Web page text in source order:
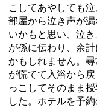
こしてあやしても泣
部屋から泣き声が
いかもと思い、泣
が孫に伝わり、余
かもしれません。
が慌てて入浴から
っこしてそのまま
した。ホテルを予